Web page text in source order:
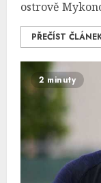
ostrově
PŘEČÍST
2 minuty